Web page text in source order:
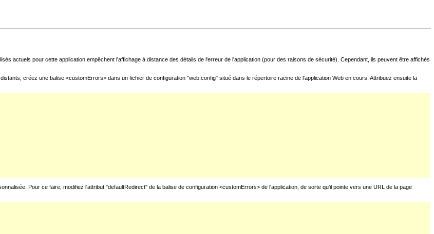
actuels pour cette application empêchent l'affichage à distance des détails de l'erreur de l'application (pour des raisons de sécurité). Cependant, ils peuvent être affichés
créez une balise <customErrors> dans un fichier de configuration "web.config" situé dans le répertoire racine de l'application Web en cours. Attribuez ensuite la
Pour ce faire, modifiez l'attribut "defaultRedirect" de la balise de configuration <customErrors> de l'application, de sorte qu'il pointe vers une URL de la page